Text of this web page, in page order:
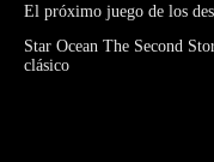
El próximo juego de los
Star Ocean The Second
clásico